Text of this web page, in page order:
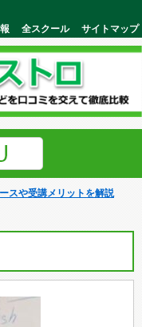
サイトマップ
全スクール
スや受講メリットを解説